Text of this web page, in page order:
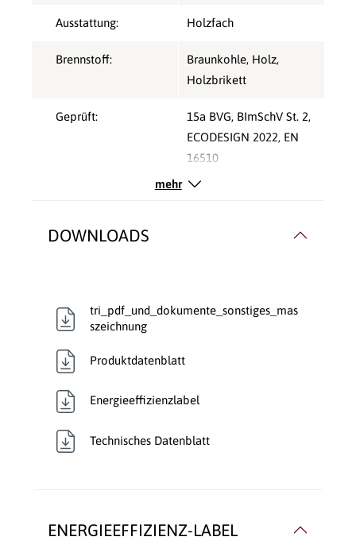
Ausstattung: Holzfach
Brennstoff: Braunkohle, Holz,
Holzbrikett
Geprüft: 15a BVG, BImSchV St. 2,
ECODESIGN 2022, EN
16510
Speicherofen:
Typ:
Verbrennungsluft: Raumluftunabhängig
Verglasung: Front
mehr
DOWNLOADS
tri_pdf_und_dokumente_sonstiges_mas
szeichnung
Produktdatenblatt
Energieeffizienzlabel
Technisches Datenblatt
ENERGIEEFFIZIENZ-LABEL